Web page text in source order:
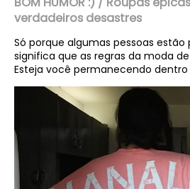
verdadeiros desastres
Só porque algumas pessoas
significa que as regras da moda
Esteja você permanecendo dentro